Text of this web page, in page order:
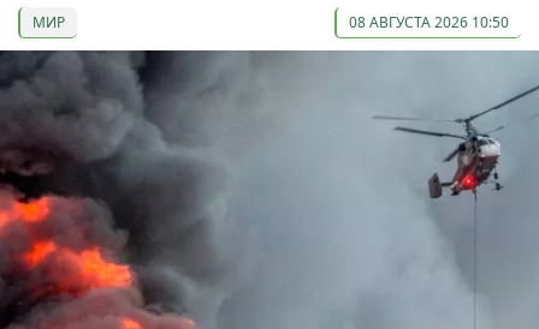
МИР 08 АВГУСТА 2026 10:50